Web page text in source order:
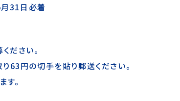
31日必着
ださい。
63円の切手を貼り郵送ください。
。